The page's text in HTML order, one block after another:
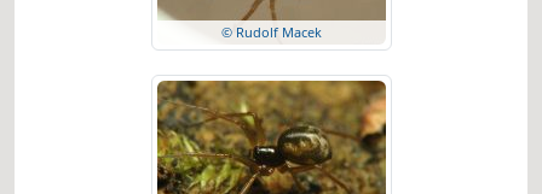
© Rudolf Macek